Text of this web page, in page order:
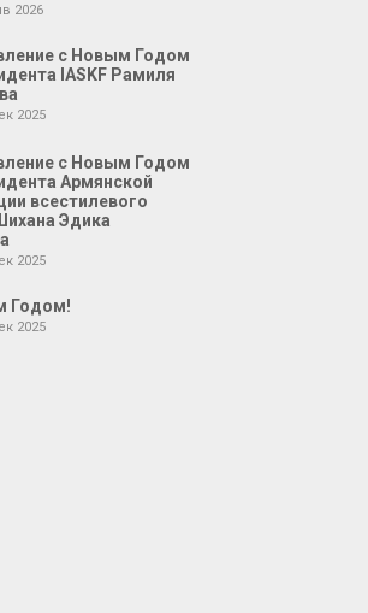
2026
с Новым Годом
IASKF Рамиля
2025
с Новым Годом
Армянской
всестилевого
Эдика
2025
Годом!
2025